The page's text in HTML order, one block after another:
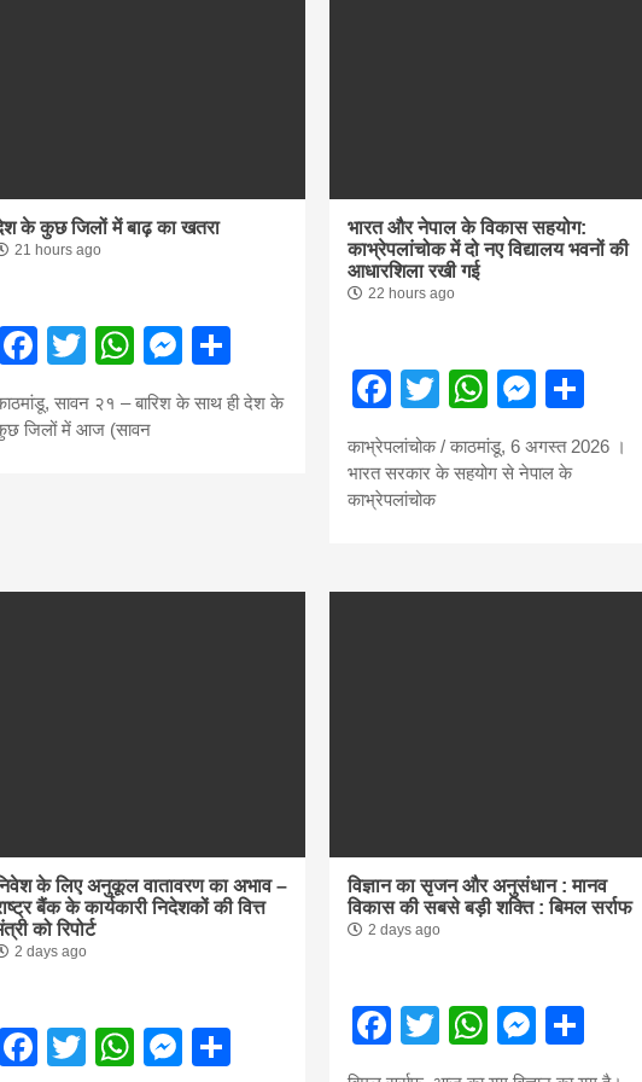
के कुछ जिलों में बाढ़ का खतरा
21 hours ago
Facebook
TwitterWhatsApp
Messenger
सावन २१ – बारिश के साथ ही देश के
जिलों में आज (सावन
भारत और नेपाल के विकास सहयोग:
काभ्रेपलांचोक में दो नए विद्यालय भवनों की
आधारशिला रखी गई
22 hours ago
Facebook
Twitter
काभ्रेपलांचोक / काठमांडू, 6 अगस्त 2026 ।
भारत सरकार के सहयोग से नेपाल के
काभ्रेपलांचोक
के लिए अनुकूल वातावरण का अभाव –
बैंक के कार्यकारी निदेशकों की वित्त
को रिपोर्ट
2 days ago
Facebook
TwitterWhatsApp
Messenger
विज्ञान का सृजन और अनुसंधान : मानव
विकास की सबसे बड़ी शक्ति : बिमल सर्राफ
2 days ago
Facebook
Twitter